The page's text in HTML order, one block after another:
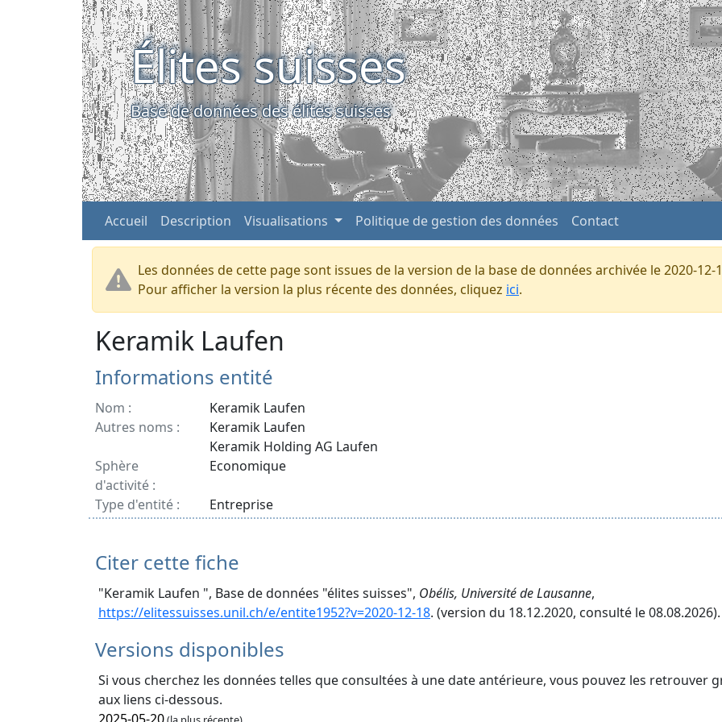
Élites suisses
Base de données des élites suisses
Accueil Description Visualisations Politique de gestion des données Contact
Les données de cette page sont issues de la version de la base de données archivée le 2020-12-
Pour afficher la version la plus récente des données, cliquez ici.
Keramik Laufen
Informations entité
Nom :
Keramik Laufen
Autres noms :
Keramik Laufen
Keramik Holding AG Laufen
Sphère
d'activité :
Economique
Type d'entité : Entreprise
Citer cette fiche
"Keramik Laufen ", Base de données "élites suisses", Obélis, Université de Lausanne,
https://elitessuisses.unil.ch/e/entite1952?v=2020-12-18. (version du 18.12.2020, consulté le 08.08.2026).
Versions disponibles
Si vous cherchez les données telles que consultées à une date antérieure, vous pouvez les retrouver
aux liens ci-dessous.